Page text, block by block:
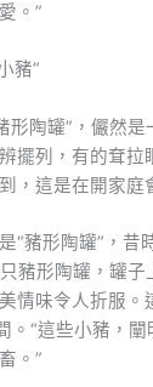
。”
豬”
形陶罐”，儼然
擺列，有的耷拉
，這是在開家庭
“豬形陶罐”，昔
豬形陶罐，罐子
情味令人折服。
。“這些小豬，闡
。”